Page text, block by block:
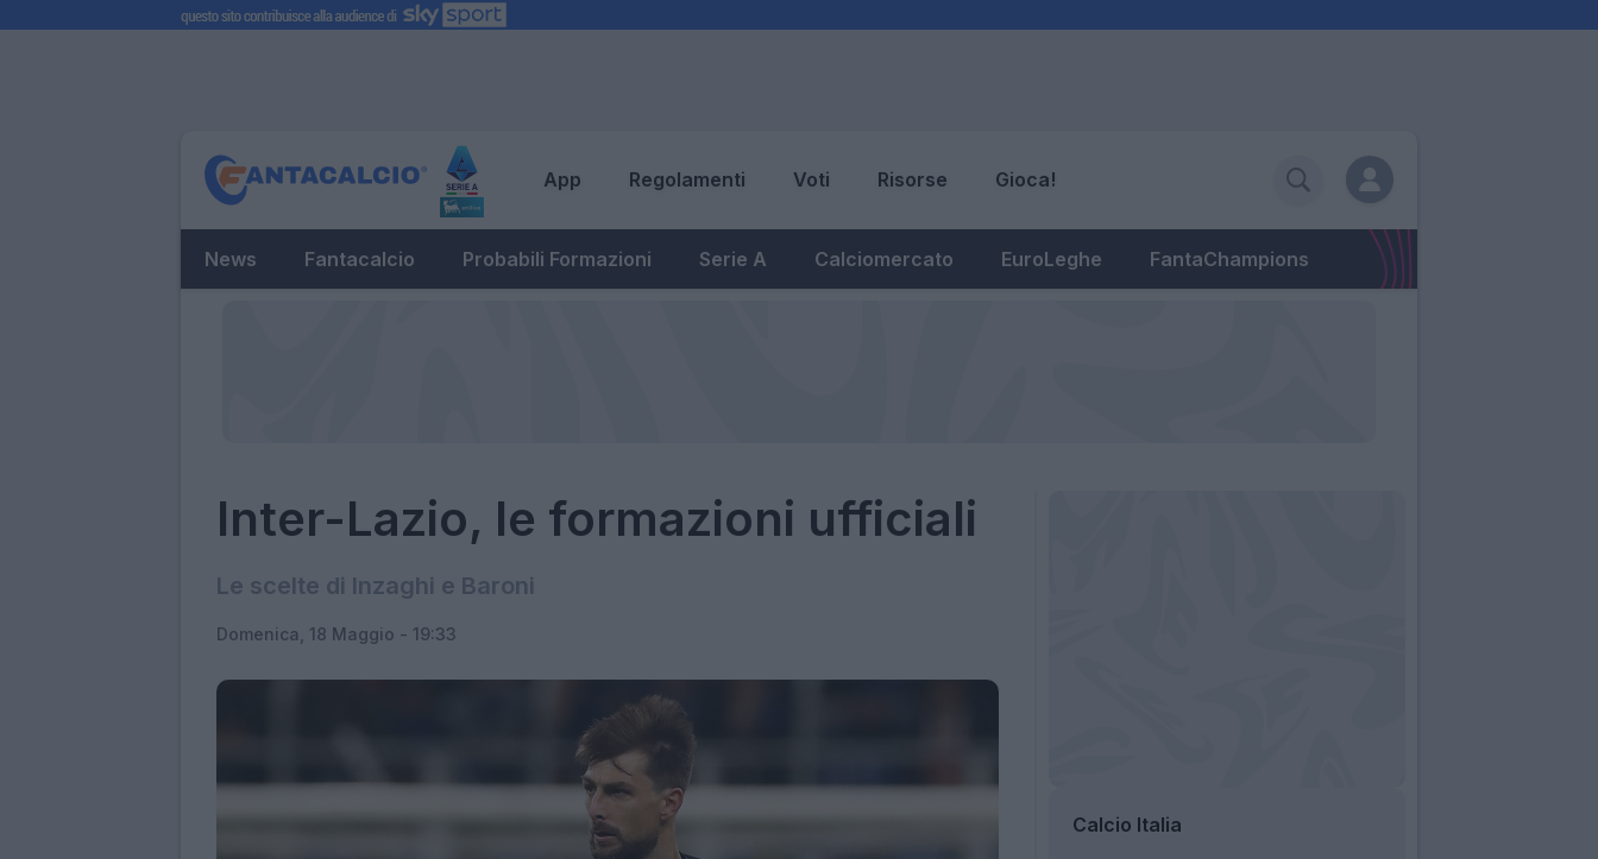
App Regolamenti Voti Risorse Gioca!
News Fantacalcio Probabili Formazioni Serie A Calciomercato EuroLeghe FantaChampions
Inter-Lazio, le formazioni ufficiali
Le scelte di Inzaghi e Baroni
Domenica, 18 Maggio - 19:33
Calcio Italia